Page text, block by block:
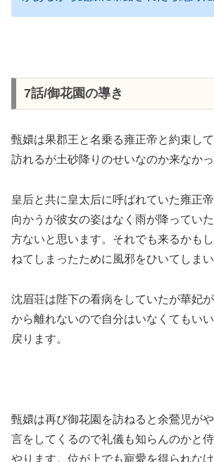
7話/御花園の導き
甄嬛は果郡王と名乗る雍正帝と約束し
訪れるが土砂降りのせいなのか来なかっ
皇后と共に皇太后に呼ばれていた雍正
向かうが彼女の姿はなく雨が降ってい
方ないと思います。それでも来るかも
ねてしまったために風邪をひいてしまい
沈眉荘は陛下の看病をしていたが華妃
から離れないので自分はいなくてもい
戻ります。
甄嬛は再び御花園を訪ねると余鶯児が
言をしてくるので礼儀も知らんのかと
やります。位が上でも寵愛を得られな